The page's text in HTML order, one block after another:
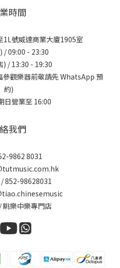
時間
1L號威達商業大廈1905室
/ 09:00 - 23:30
) / 13:30 - 19:30
觀樂器前敬請先 WhatsApp 預
約)
日營業至 16:00
我們
9862 8031
/852-98628031
眺樂中樂專門店